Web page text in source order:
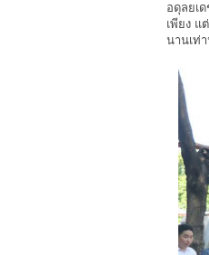
อดุลยเ
เพียง แ
นานเท่